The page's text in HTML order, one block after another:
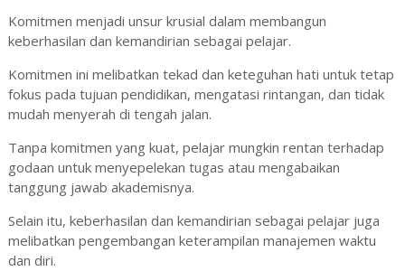
Komitmen menjadi unsur krusial dalam membangun
keberhasilan dan kemandirian sebagai pelajar.
Komitmen ini melibatkan tekad dan keteguhan hati untuk tetap
fokus pada tujuan pendidikan, mengatasi rintangan, dan tidak
mudah menyerah di tengah jalan.
Tanpa komitmen yang kuat, pelajar mungkin rentan terhadap
godaan untuk menyepelekan tugas atau mengabaikan
tanggung jawab akademisnya.
Selain itu, keberhasilan dan kemandirian sebagai pelajar juga
melibatkan pengembangan keterampilan manajemen waktu
dan diri.